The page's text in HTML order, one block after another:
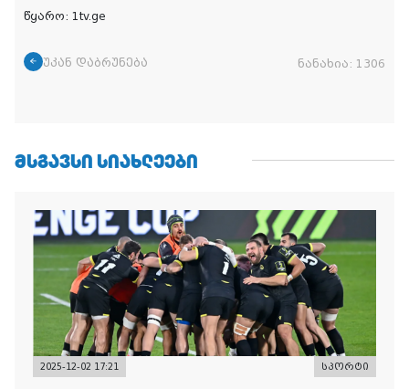
წყარო: 1tv.ge
უკან დაბრუნება ნანახია: 1306
ᲛᲡᲒᲐᲕᲡᲘ ᲡᲘᲐᲮᲚᲔᲔᲑᲘ
2025-12-02 17:21 სპორტი